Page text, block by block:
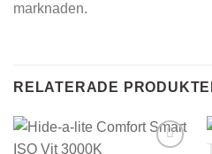
marknaden.
RELATERADE